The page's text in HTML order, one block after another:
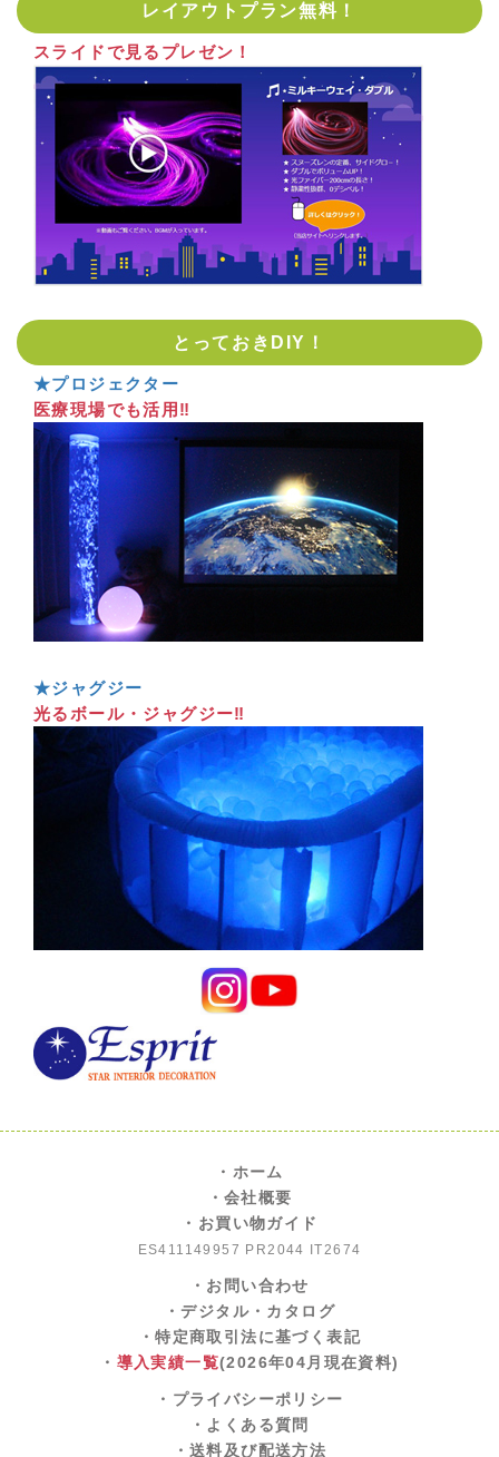
レイアウトプラン無料！
スライドで見るプレゼン！
とっておきDIY！
★プロジェクター
医療現場でも活用‼
★ジャグジー
光るボール・ジャグジー‼
・ホーム
・会社概要
・お買い物ガイド
ES411149957 PR2044 IT2674
・お問い合わせ
・デジタル・カタログ
・特定商取引法に基づく表記
・ 導入実績一覧(2026年04月現在資料)
・プライバシーポリシー
・よくある質問
・送料及び配送方法